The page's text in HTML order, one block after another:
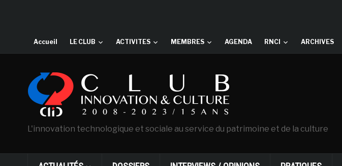
Accueil LE CLUB ACTIVITES MEMBRES AGENDA RNCI ARCHIVES
L'innovation technologique et sociale au service du patrimoine et de la culture